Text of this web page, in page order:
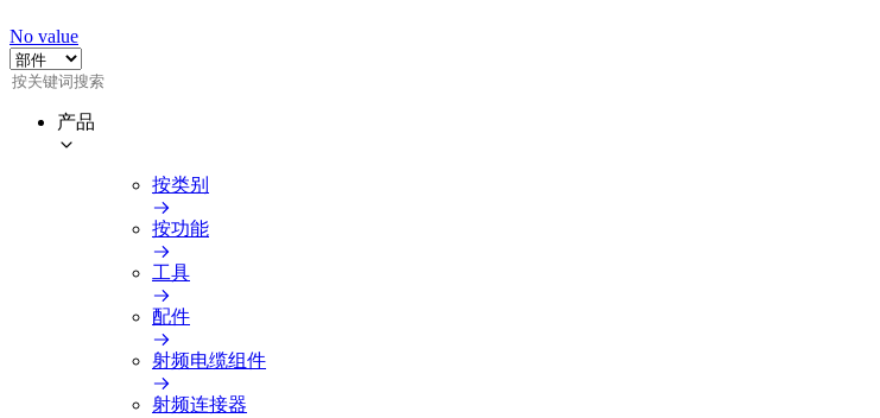
No value
产品
按类别
按功能
工具
配件
射频电缆组件
射频连接器